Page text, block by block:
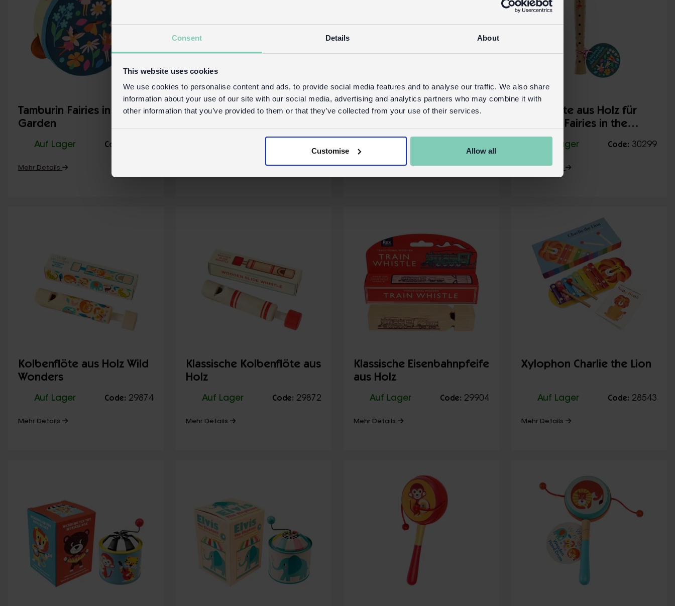
Consent Details About
This website uses cookies
We use cookies to personalise content and ads, to provide social media features and to analyse our traffic. We also share
information about your use of our site with our social media, advertising and analytics partners who may combine it with
other information that you’ve provided to them or that they’ve collected from your use of their services.
Customise Allow all
Tamburin Fairies in the
Garden
Auf Lager Code:
Mehr Details
Tamburin Wild Wonders
Blockflöte aus Holz für
Mehr Details
Blockflöte aus Holz für
Kinder - Fairies in the
Garden
Auf Lager Code: 30299
Mehr Details
Kolbenflöte aus Holz Wild
Wonders
Auf Lager Code: 29874
Mehr Details
Klassische Kolbenflöte aus
Holz
Auf Lager Code: 29872
Mehr Details
Klassische Eisenbahnpfeife
aus Holz
Auf Lager Code: 29904
Mehr Details
Xylophon Charlie the Lion
Auf Lager Code: 28543
Mehr Details